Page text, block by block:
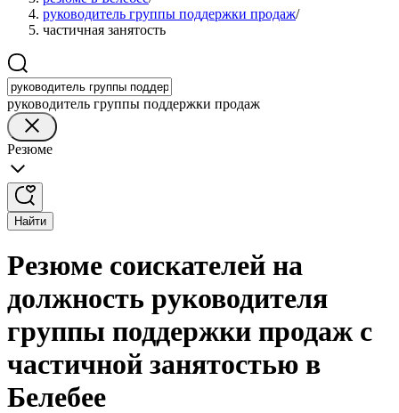
руководитель группы поддержки продаж/
частичная занятость
руководитель группы поддержки продаж
Резюме
Найти
Резюме соискателей на
должность руководителя
группы поддержки продаж с
частичной занятостью в
Белебее